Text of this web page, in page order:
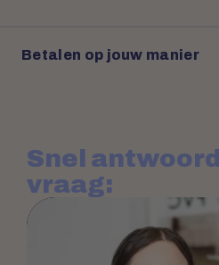
Betalen op jouw manier
Snel
vraag: